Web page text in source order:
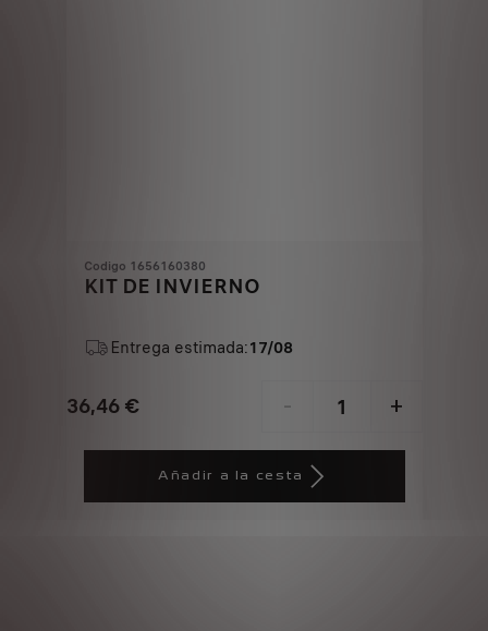
Codigo 1656160380
KIT DE INVIERNO
Entrega estimada:17/08
36,46 €
Price
- +
Quantity
Añadir a la cesta